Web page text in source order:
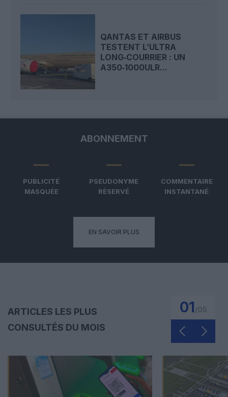
QANTAS ET AIRBUS
TESTENT L’ULTRA
LONG‑COURRIER : UN
A350‑1000ULR...
ABONNEMENT
PUBLICITÉ
MASQUÉE
PSEUDONYME
RÉSERVÉ
COMMENTAIRE
INSTANTANÉ
EN SAVOIR PLUS
ARTICLES LES PLUS
CONSULTÉS DU MOIS
01